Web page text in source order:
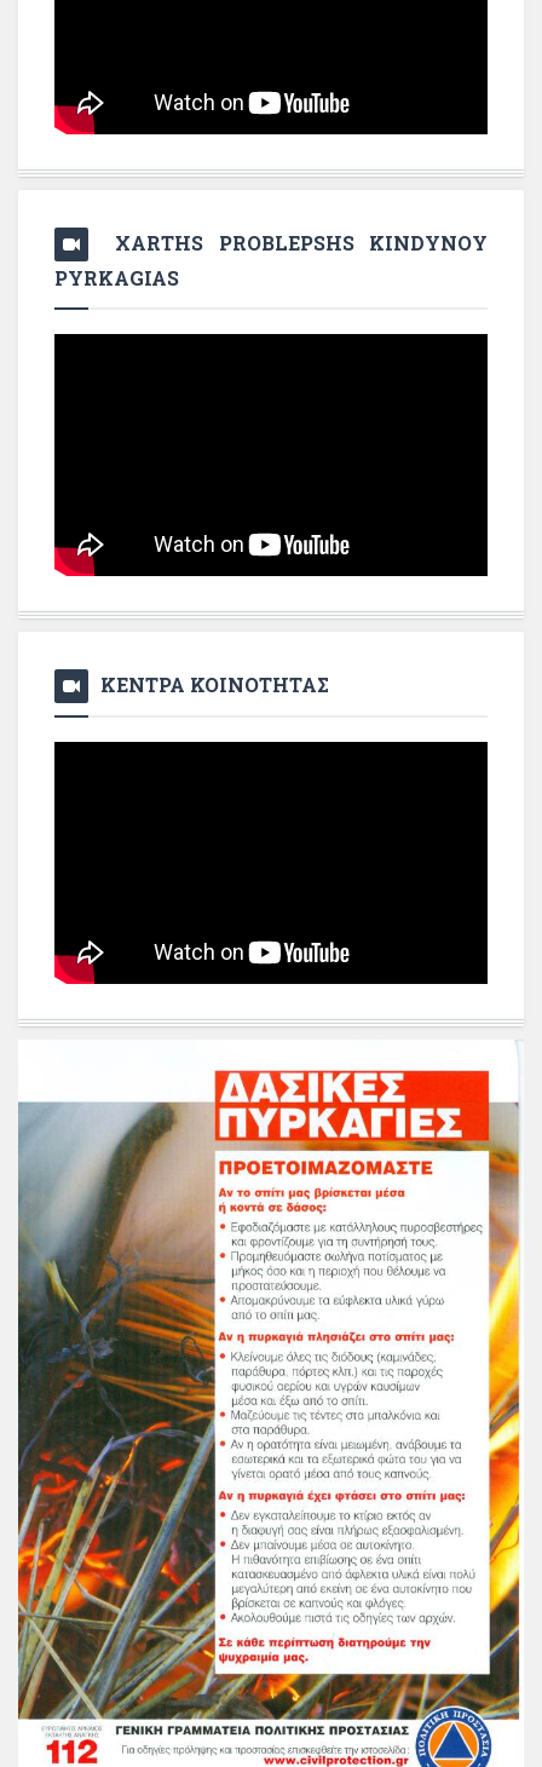
XARTHS PROBLEPSHS KINDYNOY
PYRKAGIAS
ΚΕΝΤΡΑ ΚΟΙΝΟΤΗΤΑΣ